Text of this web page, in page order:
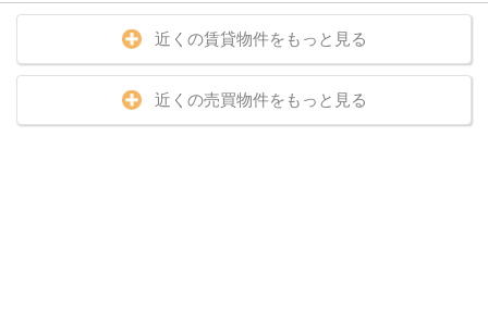
近くの賃貸物件をもっと見る
近くの売買物件をもっと見る